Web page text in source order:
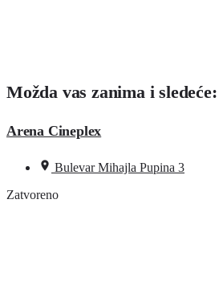
Možda vas zanima i sledeće:
Arena Cineplex
Bulevar Mihajla Pupina 3
Zatvoreno